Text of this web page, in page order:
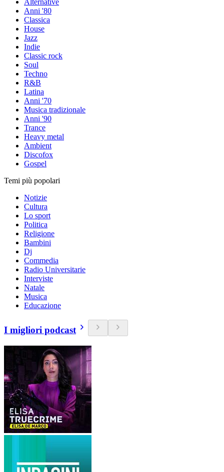
Alternative
Anni '80
Classica
House
Jazz
Indie
Classic rock
Soul
Techno
R&B
Latina
Anni '70
Musica tradizionale
Anni '90
Trance
Heavy metal
Ambient
Discofox
Gospel
Temi più popolari
Notizie
Cultura
Lo sport
Politica
Religione
Bambini
Dj
Commedia
Radio Universitarie
Interviste
Natale
Musica
Educazione
I migliori podcast